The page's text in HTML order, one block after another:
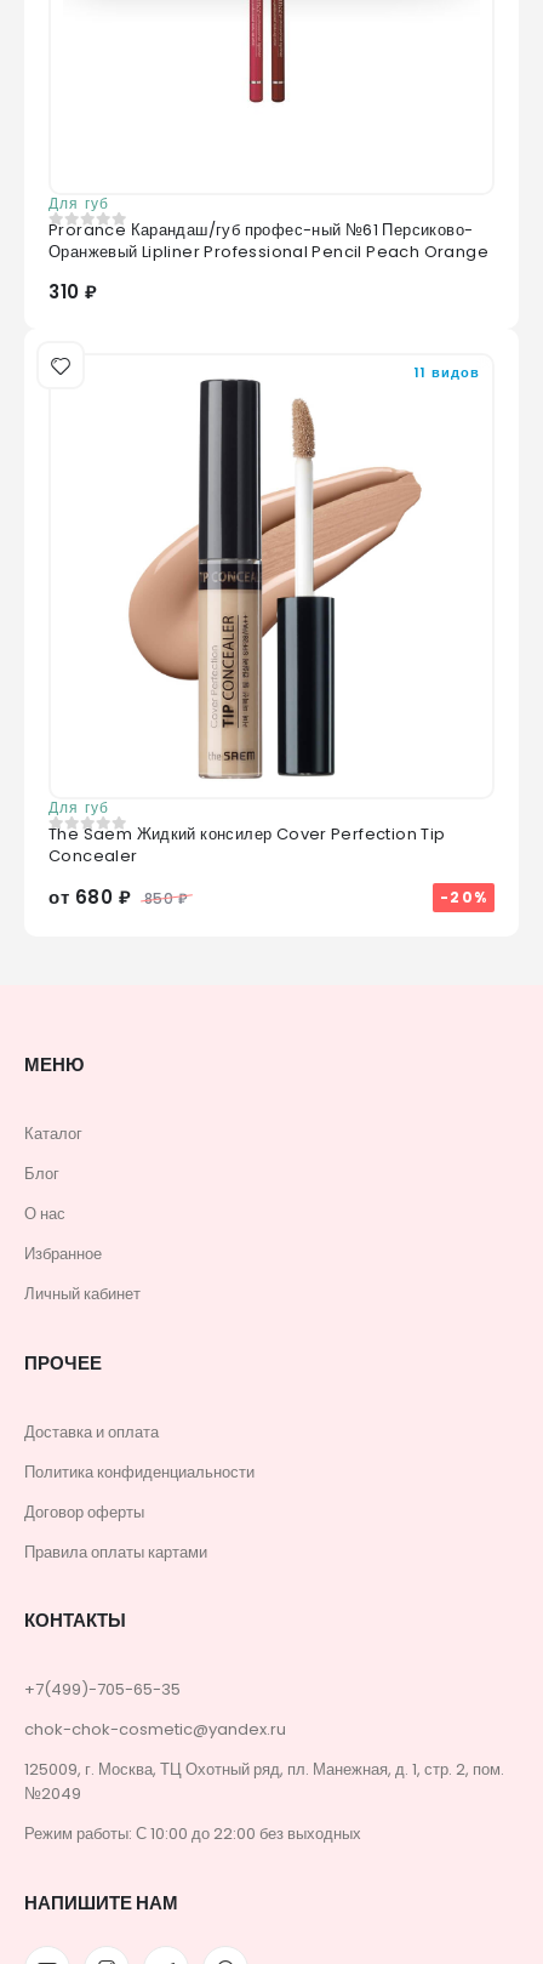
Для губ
0 из 5
Prorance Карандаш/губ профес-ный №61 Персиково-
Оранжевый Lipliner Professional Pencil Peach Orange
310 ₽
11 видов
Для губ
0из 5
The Saem Жидкий консилер Cover Perfection Tip
Concealer
от 680 ₽ 850 ₽ -20%
МЕНЮ
Каталог
Блог
О нас
Избранное
Личный кабинет
ПРОЧЕЕ
Доставка и оплата
Политика конфиденциальности
Договор оферты
Правила оплаты картами
КОНТАКТЫ
+7(499)-705-65-35
chok-chok-cosmetic@yandex.ru
125009, г. Москва, ТЦ Охотный ряд, пл. Манежная, д. 1, стр. 2, пом.
№2049
Режим работы: С 10:00 до 22:00 без выходных
НАПИШИТЕ НАМ